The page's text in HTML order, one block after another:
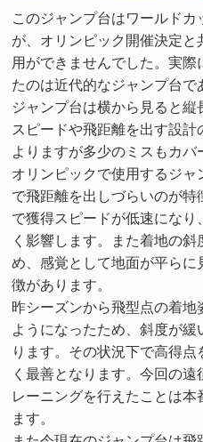
このジャンプ台はワールド
が、オリンピック開催決定
用ができませんでした。実
たのは近代的なジャンプ台
ジャンプ台は横から見ると
スピードや飛距離を出す設
よりますが多少のミスもカバ
オリンピックで使用するジ
で飛距離を出しづらいのが
で獲得スピードが低速にな
く影響します。また着地の
め、感覚として地面が平ら
徴があります。
昨シーズンから飛型点の着
ようになったため、斜度が
ります。その状況下で高得
く最善となります。今回の
レーニングを行えたことは
ます。